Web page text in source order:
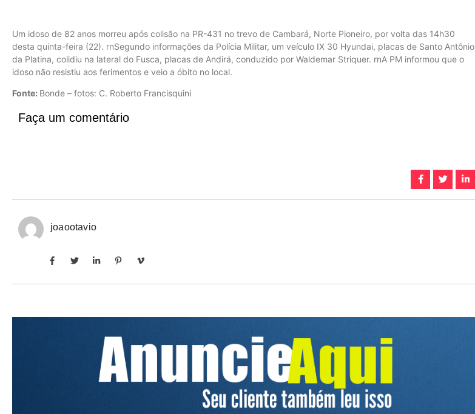
Um idoso de 82 anos morreu após colisão na PR-431 no trevo de Cambará, Norte Pioneiro, por volta das 14h30
desta quinta-feira (22). rnSegundo informações da Polícia Militar, um veículo IX 30 Hyundai, placas de Santo Antônio
da Platina, colidiu na lateral do Fusca, placas de Andirá, conduzido por Waldemar Striquer. rnA PM informou que o
idoso não resistiu aos ferimentos e veio a óbito no local.
Fonte: Bonde – fotos: C. Roberto Francisquini
Faça um comentário
joaootavio